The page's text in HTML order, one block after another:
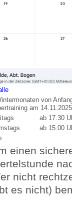
von
am
ab 17.30
ab 15.00
einen
nicht
es nicht)